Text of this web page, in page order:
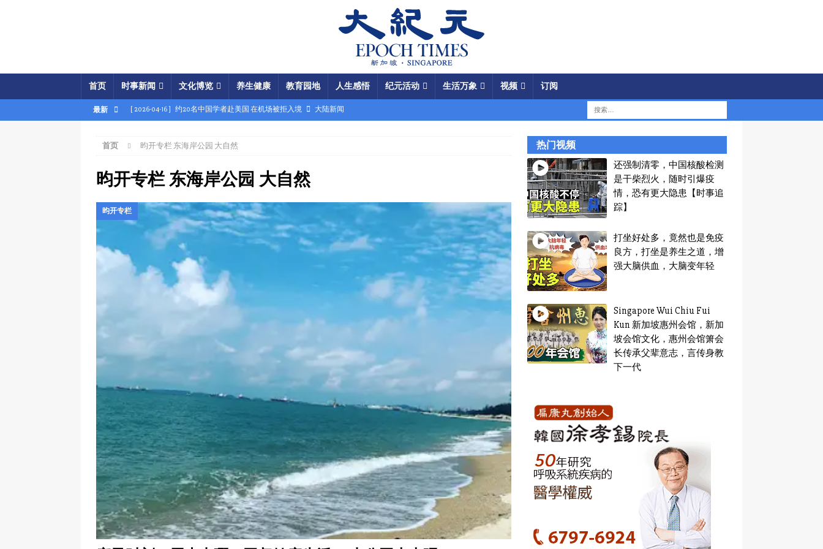
首页 时事新闻 文化博览 养生健康 教育园地 人生感悟 纪元活动 生活万象 视频 订阅
最新 [ 2026-04-16 ] 约20名中国学者赴美国 在机场被拒入境 大陆新闻
[ 2026-04-15 ] 伊朗被曝密购中共间谍卫星 瞄准美军基地
[ 2026-04-15 ] 【时事金扫描】四艘中国油轮闯关记 美军结盟控制马六甲海峡
[ 2026-04-02 ] 专家：中国富人赴美产子拿身份 呈工业化规模
[ 2026-04-02 ] 【时事金扫描】美军炸平“美国大使馆”美载人飞船重返月球
[ 2026-04-17 ] 美破獲大規模禮品卡詐騙 贓款成中共軍費 国际新闻
首页 昀开专栏 东海岸公园 大自然
昀开专栏 东海岸公园 大自然
昀开专栏
热门视频
还强制清零，中国核酸检测
是干柴烈火，随时引爆疫
情，恐有更大隐患【时事追
踪】
打坐好处多，竟然也是免疫
良方，打坐是养生之道，增
强大脑供血，大脑变年轻
Singapore Wui Chiu Fui
Kun 新加坡惠州会馆，新加
坡会馆文化，惠州会馆箫会
长传承父辈意志，言传身教
下一代